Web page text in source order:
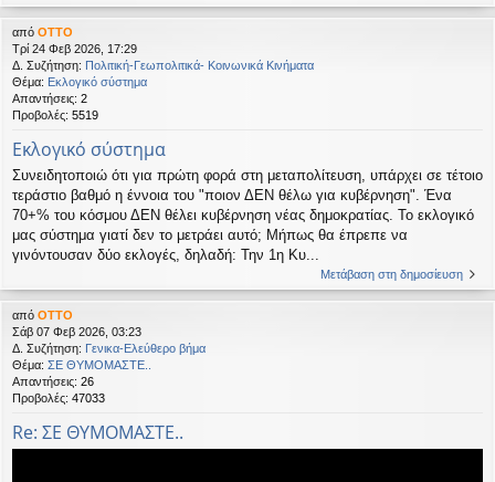
από OTTO
Τρί 24 Φεβ 2026, 17:29
Δ. Συζήτηση: Πολιτική-Γεωπολιτικά- Κοινωνικά Κινήματα
Θέμα: Εκλογικό σύστημα
Απαντήσεις: 2
Προβολές: 5519
Εκλογικό σύστημα
Συνειδητοποιώ ότι για πρώτη φορά στη μεταπολίτευση, υπάρχει σε τέτοιο
τεράστιο βαθμό η έννοια του "ποιον ΔΕΝ θέλω για κυβέρνηση". Ένα
70+% του κόσμου ΔΕΝ θέλει κυβέρνηση νέας δημοκρατίας. Το εκλογικό
μας σύστημα γιατί δεν το μετράει αυτό; Μήπως θα έπρεπε να
γινόντουσαν δύο εκλογές, δηλαδή: Την 1η Κυ...
Μετάβαση στη δημοσίευση
από OTTO
Σάβ 07 Φεβ 2026, 03:23
Δ. Συζήτηση: Γενικα-Ελεύθερο βήμα
Θέμα: ΣΕ ΘΥΜΟΜΑΣΤΕ..
Απαντήσεις: 26
Προβολές: 47033
Re: ΣΕ ΘΥΜΟΜΑΣΤΕ..